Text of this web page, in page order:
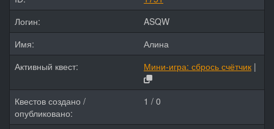
Логин:
ASQW
Имя:
Алина
Активный квест:
Мини-игра: сбрось счётчик |
Квестов создано /
опубликовано:
1 / 0